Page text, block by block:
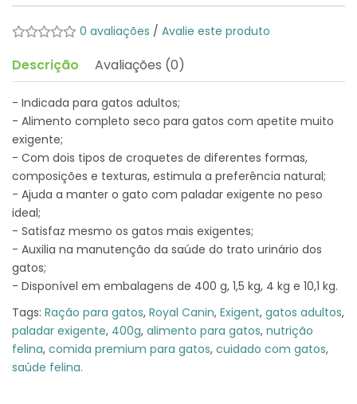
0 avaliações / Avalie este produto
Descrição Avaliações (0)
- Indicada para gatos adultos;
- Alimento completo seco para gatos com apetite muito
exigente;
- Com dois tipos de croquetes de diferentes formas,
composições e texturas, estimula a preferência natural;
- Ajuda a manter o gato com paladar exigente no peso
ideal;
- Satisfaz mesmo os gatos mais exigentes;
- Auxilia na manutenção da saúde do trato urinário dos
gatos;
- Disponível em embalagens de 400 g, 1,5 kg, 4 kg e 10,1 kg.
Tags: Ração para gatos, Royal Canin, Exigent, gatos adultos,
paladar exigente, 400g, alimento para gatos, nutrição
felina, comida premium para gatos, cuidado com gatos,
saúde felina.